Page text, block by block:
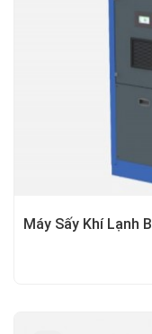
Máy Sấy Khí Lạnh